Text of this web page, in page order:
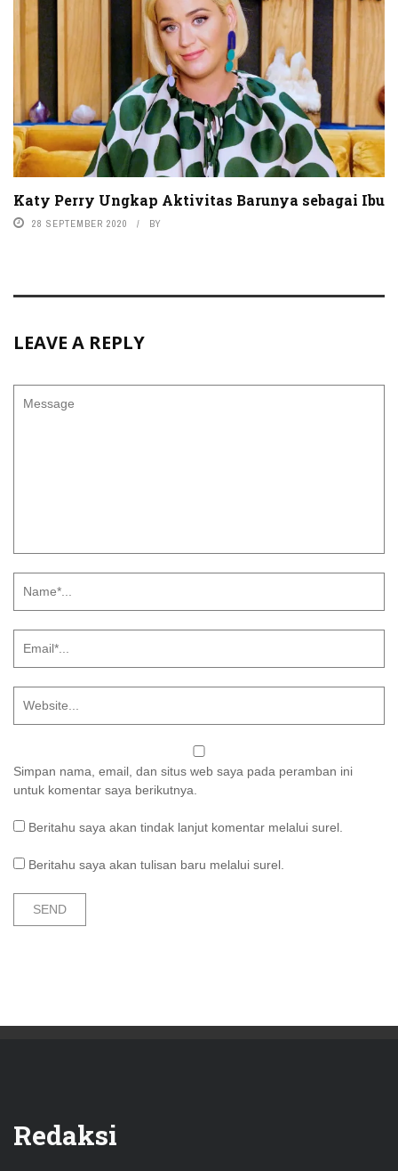
Katy Perry Ungkap Aktivitas Barunya sebagai Ibu
28 SEPTEMBER 2020 BY
LEAVE A REPLY
Simpan nama, email, dan situs web saya pada peramban ini
untuk komentar saya berikutnya.
Beritahu saya akan tindak lanjut komentar melalui surel.
Beritahu saya akan tulisan baru melalui surel.
Redaksi